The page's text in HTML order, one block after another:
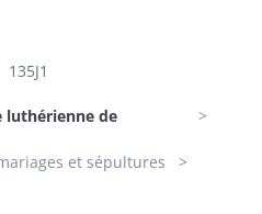
135J1
luthérienne de
et sépultures